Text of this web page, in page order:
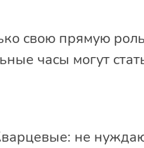
свою прямую
часы могут
не